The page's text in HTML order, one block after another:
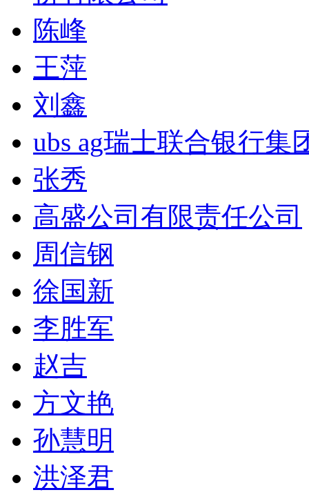
陈峰
王萍
刘鑫
ubs ag瑞士联合银行集
张秀
高盛公司有限责任公司
周信钢
徐国新
李胜军
赵吉
方文艳
孙慧明
洪泽君